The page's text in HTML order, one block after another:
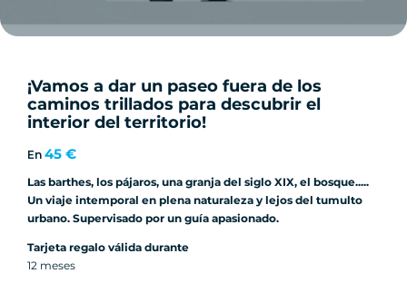
¡Vamos a dar un paseo fuera de los
caminos trillados para descubrir el
interior del territorio!
En 45 €
Las barthes, los pájaros, una granja del siglo XIX, el bosque.....
Un viaje intemporal en plena naturaleza y lejos del tumulto
urbano. Supervisado por un guía apasionado.
Tarjeta regalo válida durante
12 meses